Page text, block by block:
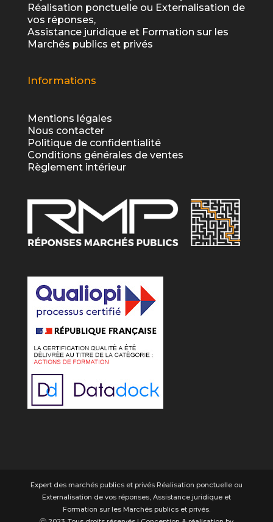
Réalisation ponctuelle ou Externalisation de
vos réponses,
Assistance juridique et Formation sur les
Marchés publics et privés
Informations
Mentions légales
Nous contacter
Politique de confidentialité
Conditions générales de ventes
Règlement intérieur
Expert des marchés publics et privés Réalisation ponctuelle ou
Externalisation de vos réponses, Assistance juridique et
Formation sur les Marchés publics et privés.